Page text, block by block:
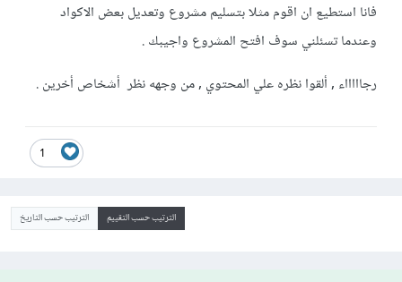
فانا استطيع ان اقوم مثلا بتسليم مشروع وتعديل بعض الاكواد
وعندما تسئلني سوف افتح المشروع واجيبك .
رجاااااء , ألقوا نظره علي المحتوي , من وجهه نظر أشخاص أخرين .
1
الترتيب حسب التقييم الترتيب حسب التاريخ